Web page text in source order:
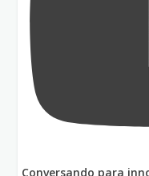
Conversando para